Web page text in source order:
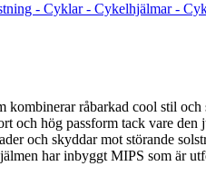
- Cyklar - Cykelhjälmar -
råbarkad cool stil
och hög passform tack vare
och skyddar mot störande
har inbyggt MIPS som är